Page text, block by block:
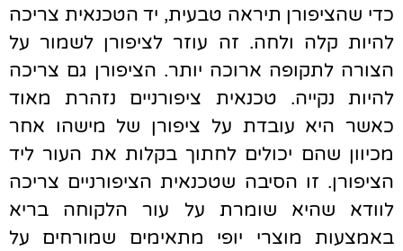
כדי שהציפורן תיראה טבעית, יד הטכנאית צריכה
להיות קלה ולחה. זה עוזר לציפורן לשמור על
הצורה לתקופה ארוכה יותר. הציפורן גם צריכה
להיות נקייה. טכנאית ציפורניים נזהרת מאוד
כאשר היא עובדת על ציפורן של מישהו אחר
מכיוון שהם יכולים לחתוך בקלות את העור ליד
הציפורן. זו הסיבה שטכנאית הציפורניים צריכה
לוודא שהיא שומרת על עור הלקוחה בריא
באמצעות מוצרי יופי מתאימים שמורחים על